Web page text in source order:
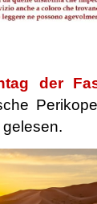
der